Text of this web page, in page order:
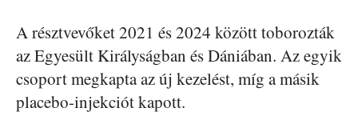
A résztvevőket 2021 és 2024 között toborozták
az Egyesült Királyságban és Dániában. Az egyik
csoport megkapta az új kezelést, míg a másik
placebo-injekciót kapott.